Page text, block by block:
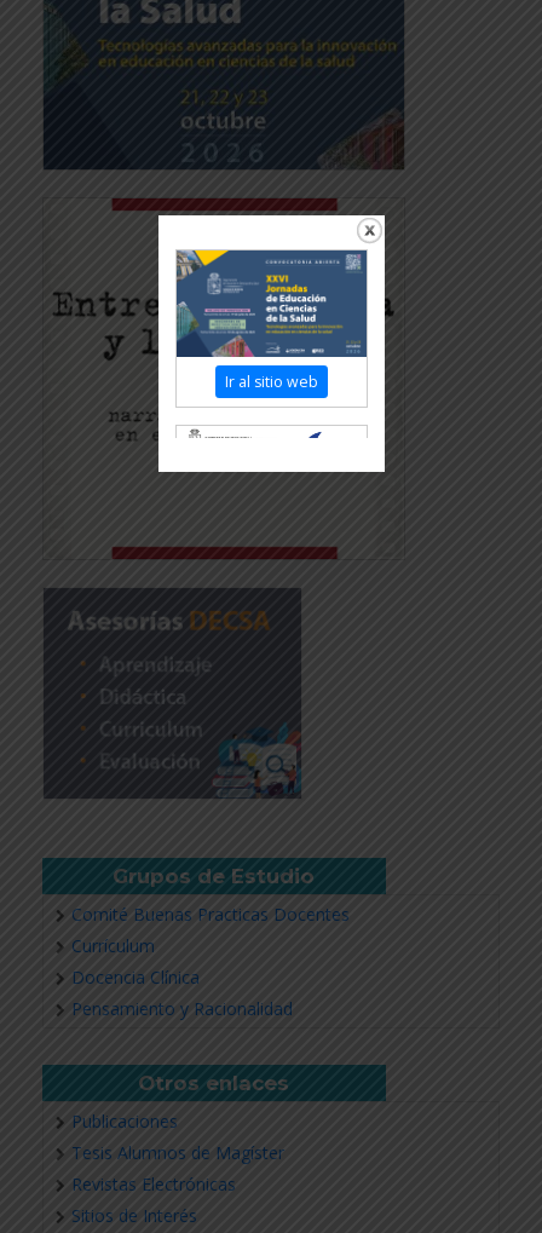
Grupos de Estudio
Comité Buenas Practicas Docentes
Currículum
Docencia Clínica
Pensamiento y Racionalidad
Otros enlaces
Publicaciones
Tesis Alumnos de Magíster
Revistas Electrónicas
Sitios de Interés
Ir al sitio web
Revisar más información